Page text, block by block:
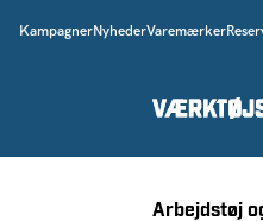
KampagnerNyhederVaremærker
Arbejdstøj